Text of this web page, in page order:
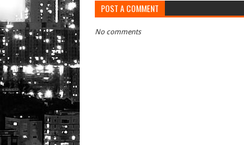
POST A COMMENT
No comments